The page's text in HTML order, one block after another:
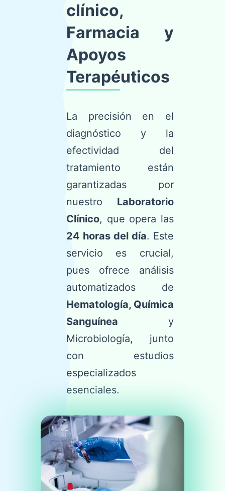
clínico,
Farmacia y
Apoyos
Terapéuticos
La precisión en el
diagnóstico y la
efectividad del
tratamiento están
garantizadas por
nuestro Laboratorio
Clínico, que opera las
24 horas del día. Este
servicio es crucial,
pues ofrece análisis
automatizados de
Hematología, Química
Sanguíneay
Microbiología, junto
con estudios
especializados
esenciales.